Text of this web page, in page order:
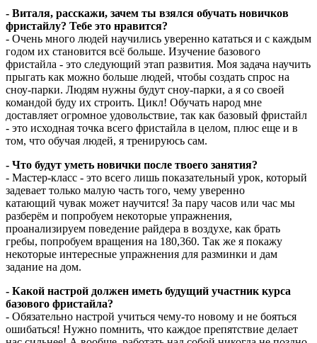
- Виталя, расскажи, зачем ты взялся обучать новичков
фристайлу? Тебе это нравится?
- Очень много людей научились уверенно кататься и с каждым
годом их становится всё больше. Изучение базового
фристайла - это следующий этап развития. Моя задача научить
прыгать как можно больше людей, чтобы создать спрос на
сноу-парки. Людям нужны будут сноу-парки, а я со своей
командой буду их строить. Цикл! Обучать народ мне
доставляет огромное удовольствие, так как базовый фристайл
- это исходная точка всего фристайла в целом, плюс еще и в
том, что обучая людей, я тренируюсь сам.
- Что будут уметь новички после твоего занятия?
- Мастер-класс - это всего лишь показательный урок, который
задевает только малую часть того, чему уверенно
катающий чувак может научится! За пару часов или час мы
разберём и попробуем некоторые упражнения,
проанализируем поведение райдера в воздухе, как брать
гребы, попробуем вращения на 180,360. Так же я покажу
некоторые интересные упражнения для разминки и дам
задание на дом.
- Какой настрой должен иметь будущий участник курса
базового фристайла?
- Обязательно настрой учиться чему-то новому и не бояться
ошибаться! Нужно помнить, что каждое препятствие делает